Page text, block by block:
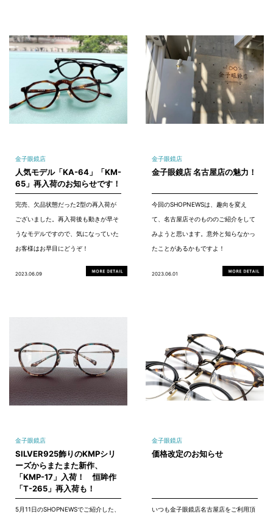
金子眼鏡店
人気モデル「KA-64」「KM-
65」再入荷のお知らせです！
完売、欠品状態だった2型の再入荷が
ございました。再入荷後も動きが早そ
うなモデルですので、気になっていた
お客様はお早目にどうぞ！
2023.06.09
金子眼鏡店
金子眼鏡店 名古屋店の魅力！
今回のSHOPNEWSは、趣向を変え
て、名古屋店そのもののご紹介をして
みようと思います。意外と知らなかっ
たことがあるかもですよ！
2023.06.01
金子眼鏡店
SILVER925飾りのKMPシリ
ーズからまたまた新作、
「KMP-17」入荷！ 恒眸作
「T-265」再入荷も！
5月11日のSHOPNEWSでご紹介した、
金子眼鏡店
価格改定のお知らせ
いつも金子眼鏡店名古屋店をご利用頂